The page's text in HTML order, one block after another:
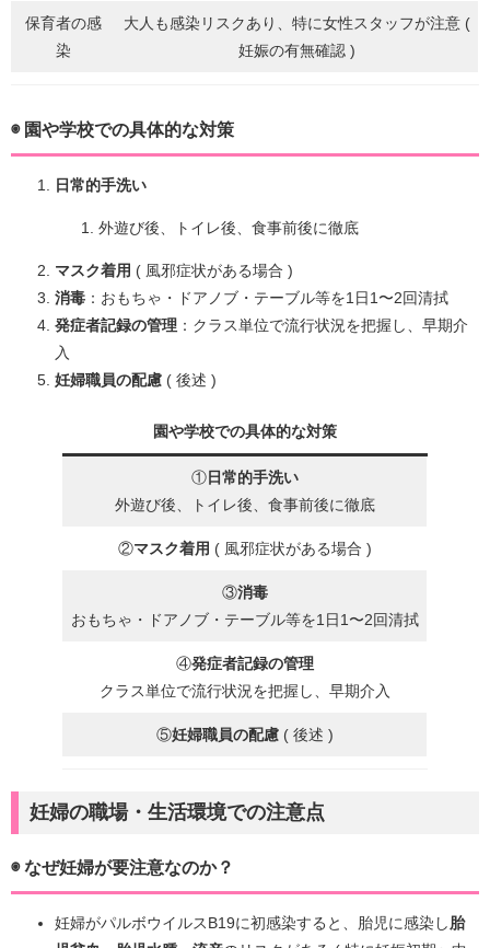
保育者の感
染
大人も感染リスクあり、特に女性スタッフが注意 (
妊娠の有無確認 )
◉ 園や学校での具体的な対策
日常的手洗い
外遊び後、トイレ後、食事前後に徹底
マスク着用 ( 風邪症状がある場合 )
消毒 ：おもちゃ・ドアノブ・テーブル等を1日1〜2回清拭
発症者記録の管理 ：クラス単位で流行状況を把握し、早期介
入
妊婦職員の配慮 ( 後述 )
園や学校での具体的な対策
①日常的手洗い
外遊び後、トイレ後、食事前後に徹底
②マスク着用 ( 風邪症状がある場合 )
③消毒
おもちゃ・ドアノブ・テーブル等を1日1〜2回清拭
④発症者記録の管理
クラス単位で流行状況を把握し、早期介入
⑤妊婦職員の配慮 ( 後述 )
妊婦の職場・生活環境での注意点
◉ なぜ妊婦が要注意なのか？
妊婦がパルボウイルスB19に初感染すると、胎児に感染し胎